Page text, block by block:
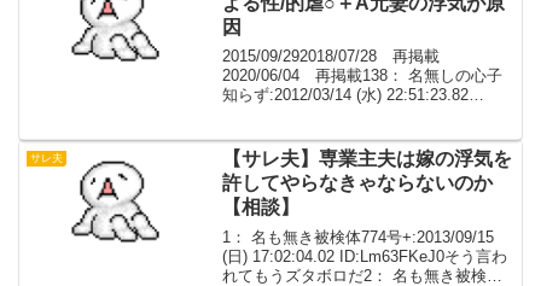
因
2015/09/292018/07/28 再掲載
2020/06/04 再掲載138： 名無しの心子
知らず:2012/03/14 (水) 22:51:23.82
サレ夫
【サレ夫】専業主夫は嫁の浮気を
許してやらなきゃならないのか
【相談】
1： 名も無き被検体774号+:2013/09/15
(日) 17:02:04.02 ID:Lm63FKeJ0そう言わ
れてもうズタボロだ2： 名も無き被検体